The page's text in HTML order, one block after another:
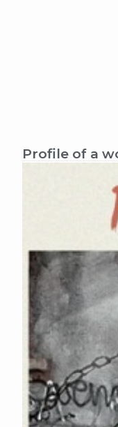
Profile of a